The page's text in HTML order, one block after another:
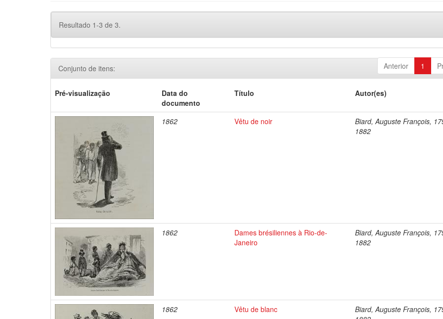
Resultado 1-3 de 3.
Anterior 1
Conjunto de itens:
Pré-visualização
Data do
documento
Título Autor(es)
1862 Vêtu de noir
Biard, Auguste François,
1882
1862
Dames brésiliennes à Rio-de-
Janeiro
Biard, Auguste François,
1882
1862 Vêtu de blanc
Biard, Auguste François,